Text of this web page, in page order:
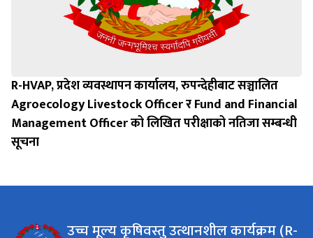
R-HVAP, प्रदेश व्यवस्थापन कार्यालय, रुपन्देहीबाट सञ्चालित
Agroecology Livestock Officer र Fund and Financial
Management Officer को लिखित परीक्षाको नतिजा सम्बन्धी
सूचना
उच्च मूल्य कृषिवस्तु उत्थानशील कार्यक्रम (R-